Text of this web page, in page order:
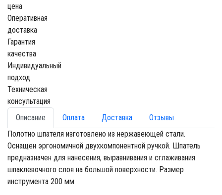
цена
Оперативная
доставка
Гарантия
качества
Индивидуальный
подход
Техническая
консультация
Описание
Оплата Доставка
Отзывы
Полотно шпателя изготовлено из нержавеющей стали.
Оснащен эргономичной двухкомпонентной ручкой. Шпатель
предназначен для нанесения, выравнивания и сглаживания
шпаклевочного слоя на большой поверхности. Размер
инструмента 200 мм